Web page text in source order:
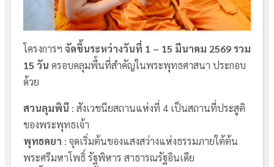
โครงการฯ จัดขึ้นระหว่างวันที่ 1 – 15 มีนาคม 2569 รวม
15 วัน ครอบคลุมพื้นที่สำคัญในพระพุทธศาสนา ประกอบ
ด้วย
สวนลุมพินี : สังเวชนียสถานแห่งที่ 4 เป็นสถานที่ประสูติ
ของพระพุทธเจ้า
พุทธคยา : จุดเริ่มต้นของแสงสว่างแห่งธรรมภายใต้ต้น
พระศรีมหาโพธิ์ รัฐพิหาร สาธารณรัฐอินเดีย